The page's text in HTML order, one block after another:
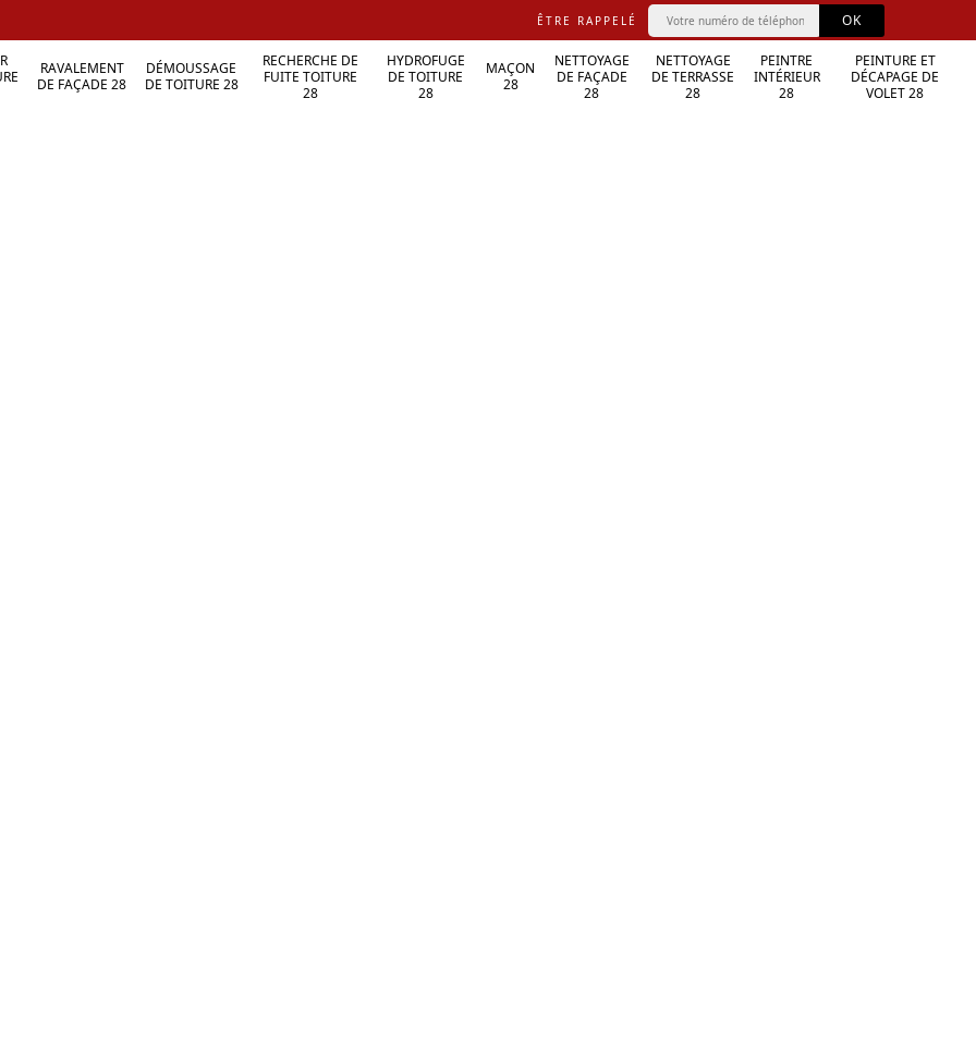
ÊTRE RAPPELÉ
RAVALEMENT
DE FAÇADE 28
DÉMOUSSAGE
DE TOITURE 28
RECHERCHE DE
FUITE TOITURE
28
HYDROFUGE
DE TOITURE
28
MAÇON
28
NETTOYAGE
DE FAÇADE
28
NETTOYAGE
DE TERRASSE
28
PEINTRE
INTÉRIEUR
28
PEINTURE ET
DÉCAPAGE DE
VOLET 28